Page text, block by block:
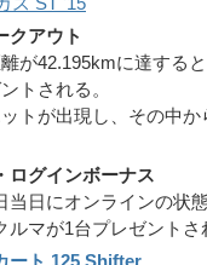
クアウト
が42.195kmに達する
トされる。
トが出現し、その中
ログインボーナス
当日にオンラインの状
ルマが1台プレゼントさ
ート 125 Shifter